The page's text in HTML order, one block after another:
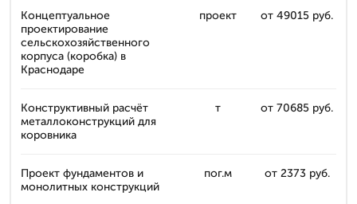
Концептуальное
проектирование
сельскохозяйственного
корпуса (коробка) в
Краснодаре
проект от 49015 руб.
Конструктивный расчёт
металлоконструкций для
коровника
т от 70685 руб.
Проект фундаментов и
монолитных конструкций
пог.м от 2373 руб.